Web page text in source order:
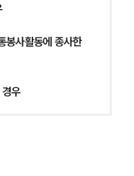
봉사활동에 종사한
우